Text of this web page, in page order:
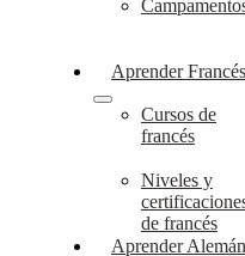
Aprender Francés
Cursos de
francés
Niveles y
de francés
Aprender Alemán